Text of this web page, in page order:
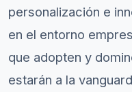
personalización e
en el entorno
que adopten y
estarán a la